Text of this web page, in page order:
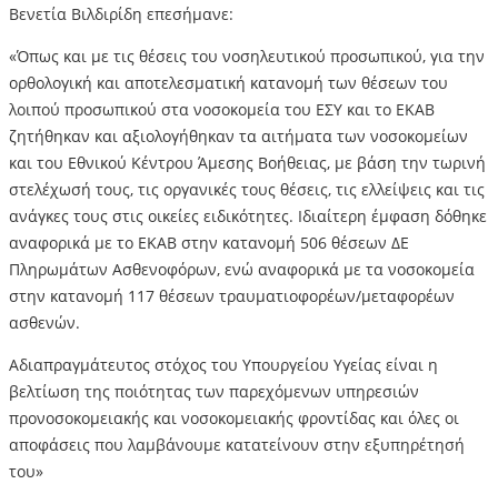
Βενετία Βιλδιρίδη επεσήμανε:
«Όπως και με τις θέσεις του νοσηλευτικού προσωπικού, για την
ορθολογική και αποτελεσματική κατανομή των θέσεων του
λοιπού προσωπικού στα νοσοκομεία του ΕΣΥ και το ΕΚΑΒ
ζητήθηκαν και αξιολογήθηκαν τα αιτήματα των νοσοκομείων
και του Εθνικού Κέντρου Άμεσης Βοήθειας, με βάση την τωρινή
στελέχωσή τους, τις οργανικές τους θέσεις, τις ελλείψεις και τις
ανάγκες τους στις οικείες ειδικότητες. Ιδιαίτερη έμφαση δόθηκε
αναφορικά με το ΕΚΑΒ στην κατανομή 506 θέσεων ΔΕ
Πληρωμάτων Ασθενοφόρων, ενώ αναφορικά με τα νοσοκομεία
στην κατανομή 117 θέσεων τραυματιοφορέων/μεταφορέων
ασθενών.
Αδιαπραγμάτευτος στόχος του Υπουργείου Υγείας είναι η
βελτίωση της ποιότητας των παρεχόμενων υπηρεσιών
προνοσοκομειακής και νοσοκομειακής φροντίδας και όλες οι
αποφάσεις που λαμβάνουμε κατατείνουν στην εξυπηρέτησή
του»